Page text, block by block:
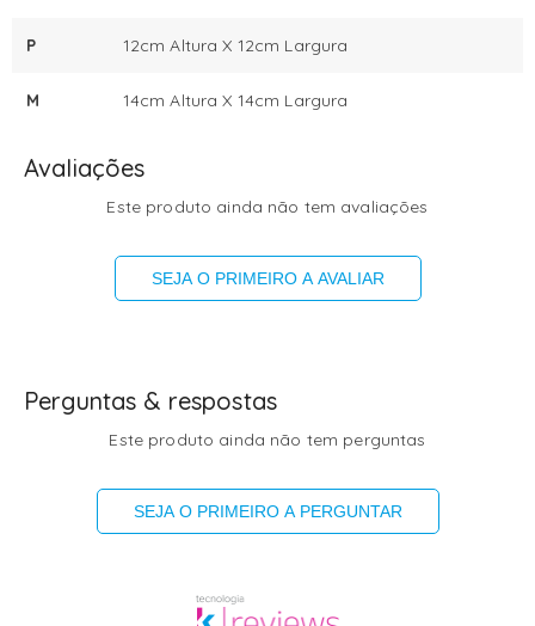
P 12cm Altura X 12cm Largura
M 14cm Altura X 14cm Largura
Avaliações
Este produto ainda não tem avaliações
SEJA O PRIMEIRO A AVALIAR
Perguntas & respostas
Este produto ainda não tem perguntas
SEJA O PRIMEIRO A PERGUNTAR